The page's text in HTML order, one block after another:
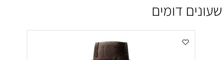
שעונים דומים